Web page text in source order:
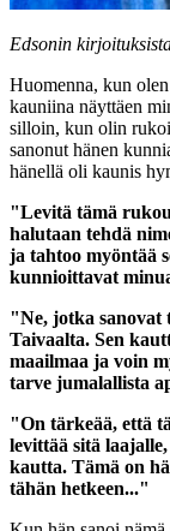
Edsonin
Huomenna, kun
kauniina näyttäen
silloin, kun olin
sanonut hänen
hänellä oli kaunis
"Levitä tämä
halutaan tehdä
ja tahtoo myöntää
kunnioittavat
"Ne, jotka sanovat
Taivaalta. Sen
maailmaa ja voin
tarve jumalallista
"On tärkeää, että
levittää sitä
kautta. Tämä on
tähän hetkeen..."